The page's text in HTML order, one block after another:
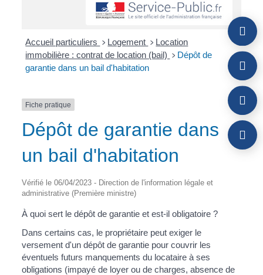
Accueil particuliers > Logement > Location
immobilière : contrat de location (bail) > Dépôt de
garantie dans un bail d'habitation
Fiche pratique
Dépôt de garantie dans
un bail d'habitation
Vérifié le 06/04/2023 - Direction de l'information légale et
administrative (Première ministre)
À quoi sert le dépôt de garantie et est-il obligatoire ?
Dans certains cas, le propriétaire peut exiger le
versement d'un dépôt de garantie pour couvrir les
éventuels futurs manquements du locataire à ses
obligations (impayé de loyer ou de charges, absence de